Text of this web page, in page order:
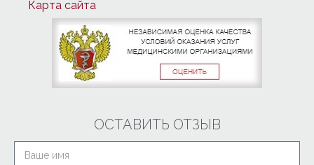
Карта сайта
ОСТАВИТЬ ОТЗЫВ